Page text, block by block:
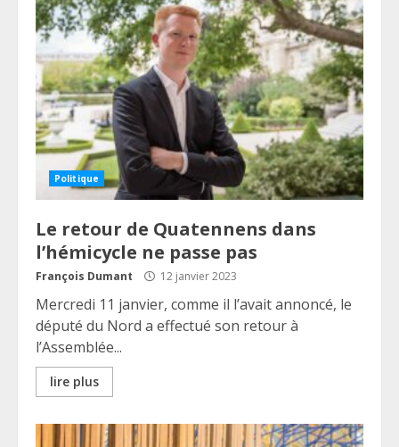
Politique
Le retour de Quatennens dans
l’hémicycle ne passe pas
François Dumant 12 janvier 2023
Mercredi 11 janvier, comme il l’avait annoncé, le
député du Nord a effectué son retour à
l’Assemblée...
lire plus